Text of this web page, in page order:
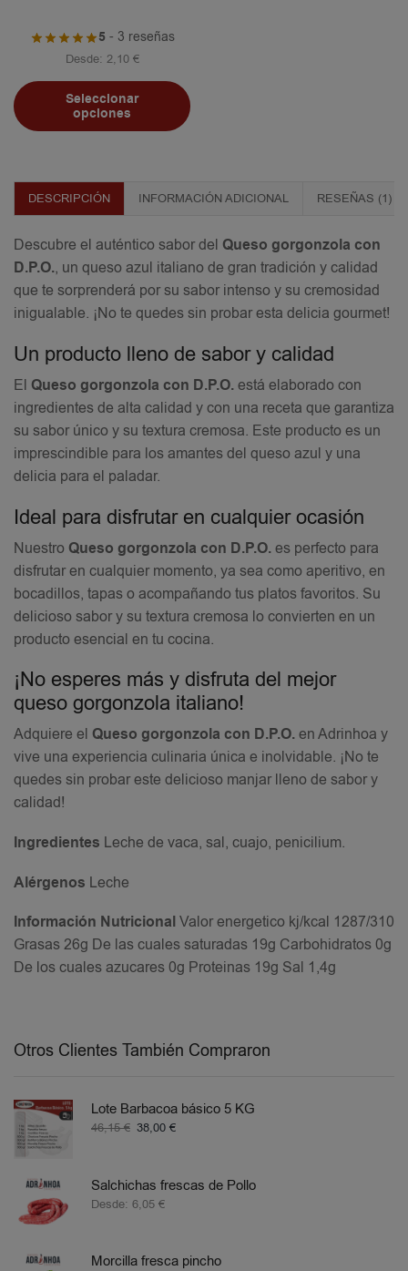
5- 3 reseñas
Desde: 2,10 €
Seleccionar
opciones
DESCRIPCIÓN INFORMACIÓN ADICIONAL RESEÑAS (1)
Descubre el auténtico sabor del Queso gorgonzola con
D.P.O., un queso azul italiano de gran tradición y calidad
que te sorprenderá por su sabor intenso y su cremosidad
inigualable. ¡No te quedes sin probar esta delicia gourmet!
Un producto lleno de sabor y calidad
El Queso gorgonzola con D.P.O.está elaborado con
ingredientes de alta calidad y con una receta que garantiza
su sabor único y su textura cremosa. Este producto es un
imprescindible para los amantes del queso azul y una
delicia para el paladar.
Ideal para disfrutar en cualquier ocasión
Nuestro Queso gorgonzola con D.P.O.es perfecto para
disfrutar en cualquier momento, ya sea como aperitivo, en
bocadillos, tapas o acompañando tus platos favoritos. Su
delicioso sabor y su textura cremosa lo convierten en un
producto esencial en tu cocina.
¡No esperes más y disfruta del mejor
queso gorgonzola italiano!
Adquiere el Queso gorgonzola con D.P.O.en Adrinhoa y
vive una experiencia culinaria única e inolvidable. ¡No te
quedes sin probar este delicioso manjar lleno de sabor y
calidad!
Ingredientes Leche de vaca, sal, cuajo, penicilium.
Alérgenos Leche
Información NutricionalValor energetico kj/kcal 1287/310
Grasas 26g De las cuales saturadas 19g Carbohidratos 0g
De los cuales azucares 0g Proteinas 19g Sal 1,4g
Otros Clientes También Compraron
Lote Barbacoa básico 5 KG
46,15€ 38,00 €
Salchichas frescas de Pollo
Desde: 6,05 €
Morcilla fresca pincho